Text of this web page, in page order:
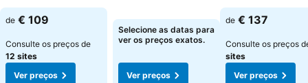
de € 109
Consulte os preços de
12 sites
Ver preços
Selecione as datas para
ver os preços exatos.
Ver preços
de € 137
Consulte os preços
sites
Ver preços